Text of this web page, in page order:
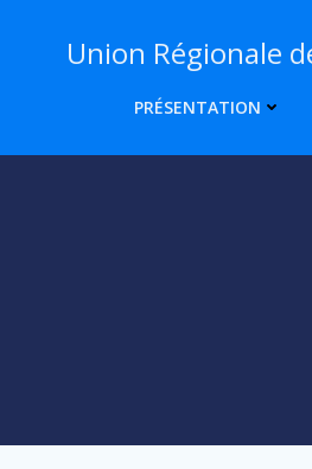
Union Régionale
PRÉSENTATION